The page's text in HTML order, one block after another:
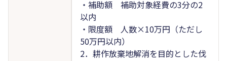
・補助額 補助対象経費の3分の2
以内
・限度額 人数×10万円（ただし
50万円以内）
2．耕作放棄地解消を目的とした伐